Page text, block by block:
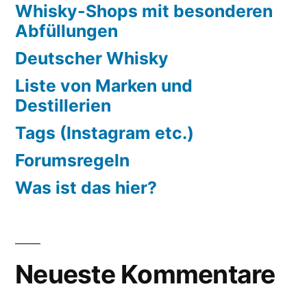
Whisky-Shops mit besonderen
Abfüllungen
Deutscher Whisky
Liste von Marken und
Destillerien
Tags (Instagram etc.)
Forumsregeln
Was ist das hier?
Neueste Kommentare